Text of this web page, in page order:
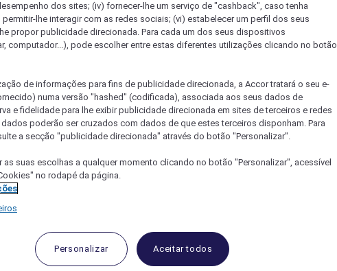
dos sites; (iv) fornecer-lhe um serviço de "cashback", caso tenha
permitir-lhe interagir com as redes sociais; (vi) estabelecer um perfil dos seus
propor publicidade direcionada. Para cada um dos seus dispositivos
computador...), pode escolher entre estas diferentes utilizações clicando no botão
de informações para fins de publicidade direcionada, a Accor tratará o seu e-
numa versão "hashed" (codificada), associada aos seus dados de
e fidelidade para lhe exibir publicidade direcionada em sites de terceiros e redes
poderão ser cruzados com dados de que estes terceiros disponham. Para
a secção "publicidade direcionada" através do botão "Personalizar".
as suas escolhas a qualquer momento clicando no botão "Personalizar", acessível
no rodapé da página.
Personalizar Aceitar todos